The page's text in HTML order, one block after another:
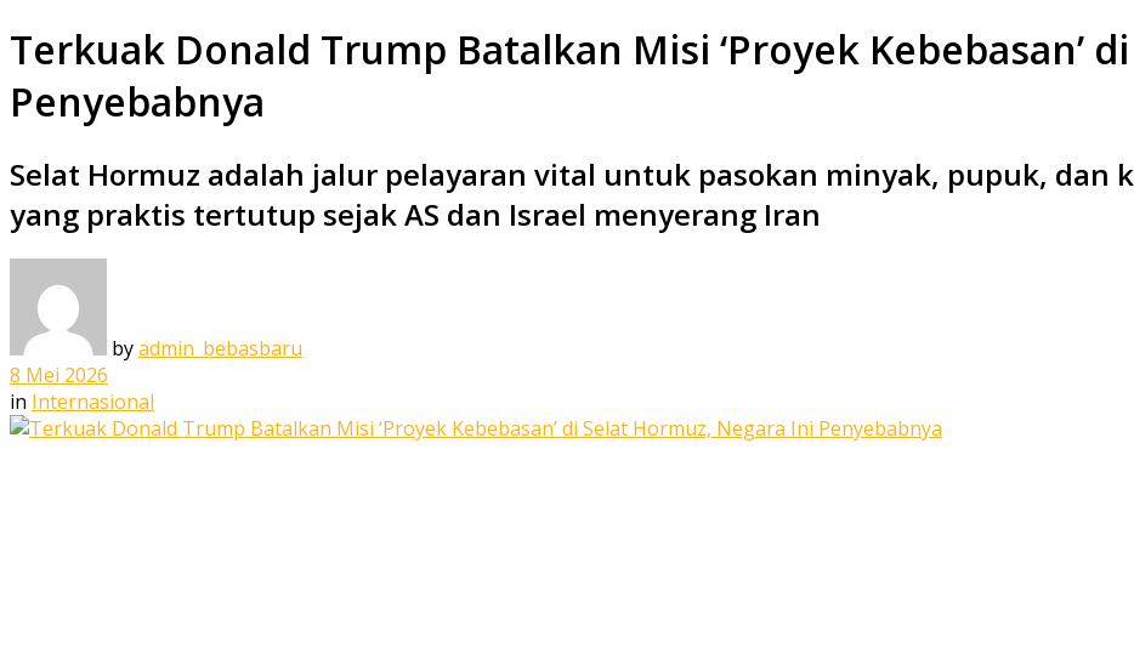
Terkuak Donald Trump Batalkan Misi ‘Proyek Kebebasan’
Penyebabnya
Selat Hormuz adalah jalur pelayaran vital untuk pasokan minyak, pupuk, dan
yang praktis tertutup sejak AS dan Israel menyerang Iran
byadmin_bebasbaru
8 Mei 2026
in Internasional